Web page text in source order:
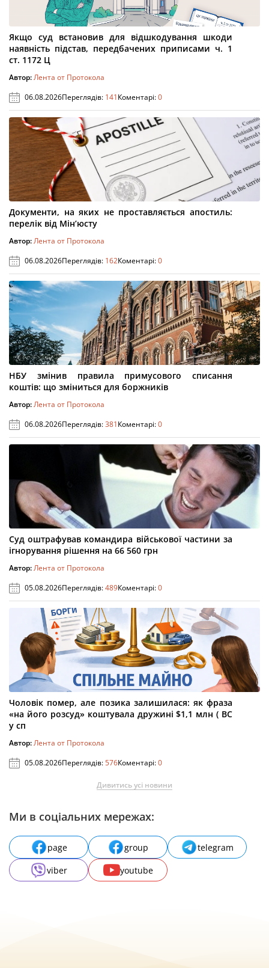
Якщо суд встановив для відшкодування шкоди
наявність підстав, передбачених приписами ч. 1
ст. 1172 Ц
Автор:Лента от Протокола
06.08.2026Переглядів: 141Коментарі:0
Документи, на яких не проставляється апостиль:
перелік від Мін’юсту
Автор:Лента от Протокола
06.08.2026Переглядів: 162Коментарі:0
НБУ змінив правила примусового списання
коштів: що зміниться для боржників
Автор:Лента от Протокола
06.08.2026Переглядів:381Коментарі:0
Суд оштрафував командира військової частини за
ігнорування рішення на 66 560 грн
Автор:Лента от Протокола
05.08.2026Переглядів:489Коментарі:0
Чоловік помер, але позика залишилася: як фраза
«на його розсуд» коштувала дружині $1,1 млн ( ВС
у сп
Автор:Лента от Протокола
05.08.2026Переглядів:576Коментарі:0
Дивитись усі новини
Ми в соціальних мережах:
page group
telegram
viber
youtube